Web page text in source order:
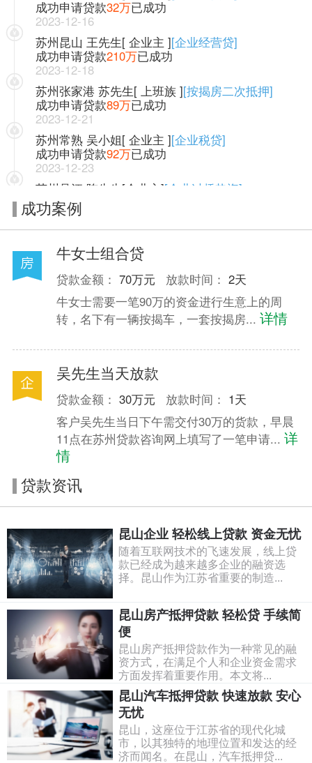
成功申请贷款32万已成功
2023-12-16
苏州昆山 王先生[ 企业主 ][企业经营贷]
成功申请贷款210万已成功
2023-12-18
苏州张家港 苏先生[ 上班族 ][按揭房二次抵押]
成功申请贷款89万已成功
2023-12-21
苏州常熟 吴小姐[ 企业主 ][企业税贷]
成功申请贷款92万已成功
2023-12-23
苏州吴江 陈先生[企业主][企业过桥垫资]
成功申请贷款
2023-12-28
苏州相城 陈女士[ 自由职业 ][流水经营贷]
成功申请贷款98万已成功
2023-12-30
苏州姑苏区 徐小姐 [ 上班族 ][信用贷款]
成功申请贷款55万已成功
2023-12-12
成功申请贷款26万已成功
苏州园区 刘先生[ 上班族 ]
成功申请贷款 32万已成功
2023-12-16
苏州昆山 王先生[ 企业主 ][企业经营贷]
成功申请贷款210万已成功
2023-12-18
苏州张家港 苏先生[ 上班族 ]
成功申请贷款
2023-12-21
成功案例
牛女士组合贷
贷款金额： 70万元 放款时间： 2天
牛女士需要一笔90万的资金进行生意上的周
转，名下有一辆按揭车，一套按揭房... 详情
吴先生当天放款
贷款金额： 30万元 放款时间： 1天
客户吴先生当日下午需交付30万的货款，早晨
11点在苏州贷款咨询网上填写了一笔申请... 详
情
贷款资讯
昆山企业 轻松线上贷款 资金无忧
随着互联网技术的飞速发展，线上贷
款已经成为越来越多企业的融资选
择。昆山作为江苏省重要的制造...
昆山房产抵押贷款 轻松贷 手续简
便
昆山房产抵押贷款作为一种常见的融
资方式，在满足个人和企业资金需求
方面发挥着重要作用。本文将...
昆山汽车抵押贷款 快速放款 安心
无忧
昆山，这座位于江苏省的现代化城
市，以其独特的地理位置和发达的经
济而闻名。在昆山，汽车抵押贷...